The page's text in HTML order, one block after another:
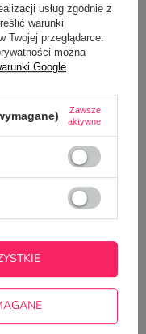
– małe
usług zgodnie z
warunki
Twojej przeglądarce.
można
Google
Zawsze
aktywne